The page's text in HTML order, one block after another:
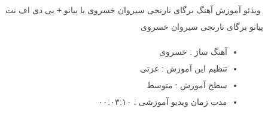
ویدئو آموزش آهنگ برگای نارنجی سیروان خسروی با پیانو + پی دی اف نت
پیانو برگای نارنجی سیروان خسروی
آهنگ ساز : خسروی
تنظیم این آموزش : عزتی
سطح آموزش : متوسط
مدت زمان ویدیو آموزشی : ۰۰:۰۳:۱۰